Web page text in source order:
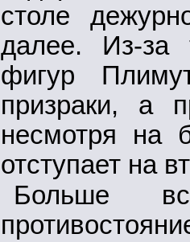
столе
далее. Из-за
фигур
призраки, а
несмотря на
отступает на
Больше